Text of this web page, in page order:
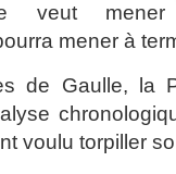
veut mener
mener à
de Gaulle, la
voulu torpiller